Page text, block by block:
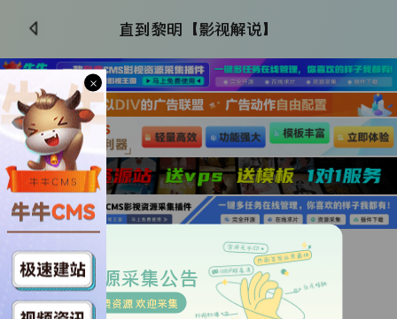
直到黎明【影视解说】
更新HD
导演：大卫·F·桑德伯格
年代： 2025
资源采集公告
免费资源 欢迎采集
×